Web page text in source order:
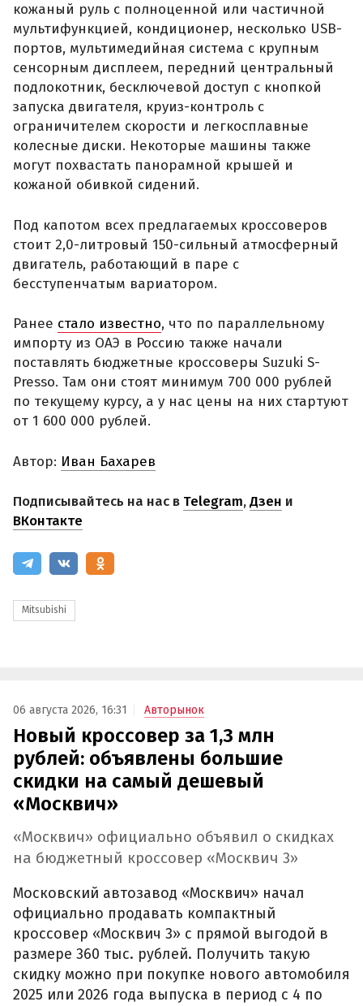
кожаный руль с полноценной или частичной
мультифункцией, кондиционер, несколько USB-
портов, мультимедийная система с крупным
сенсорным дисплеем, передний центральный
подлокотник, бесключевой доступ с кнопкой
запуска двигателя, круиз-контроль с
ограничителем скорости и легкосплавные
колесные диски. Некоторые машины также
могут похвастать панорамной крышей и
кожаной обивкой сидений.
Под капотом всех предлагаемых кроссоверов
стоит 2,0-литровый 150-сильный атмосферный
двигатель, работающий в паре с
бесступенчатым вариатором.
Ранее стало известно, что по параллельному
импорту из ОАЭ в Россию также начали
поставлять бюджетные кроссоверы Suzuki S-
Presso. Там они стоят минимум 700 000 рублей
по текущему курсу, а у нас цены на них стартуют
от 1 600 000 рублей.
Автор: Иван Бахарев
Подписывайтесь на нас в Telegram,Дзен и
ВКонтакте
Mitsubishi
06 августа 2026, 16:31 Авторынок
Новый кроссовер за 1,3 млн
рублей: объявлены большие
скидки на самый дешевый
«Москвич»
«Москвич» официально объявил о скидках
на бюджетный кроссовер «Москвич 3»
Московский автозавод «Москвич» начал
официально продавать компактный
кроссовер «Москвич 3» с прямой выгодой в
размере 360 тыс. рублей. Получить такую
скидку можно при покупке нового автомобиля
2025 или 2026 года выпуска в период с 4 по